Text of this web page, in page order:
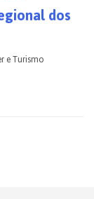
dos
e Turismo